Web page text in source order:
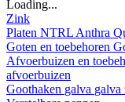
Loading...
Zink
Platen NTRL Anthra
Goten en toebehoren
Afvoerbuizen en
afvoerbuizen
Goothaken galva galva